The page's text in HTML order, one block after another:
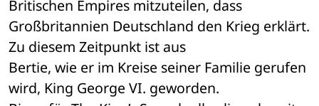
Britischen Empires mitzuteilen, dass
Großbritannien Deutschland den Krieg erklärt.
Zu diesem Zeitpunkt ist aus
Bertie, wie er im Kreise seiner Familie gerufen
wird, King George VI. geworden.